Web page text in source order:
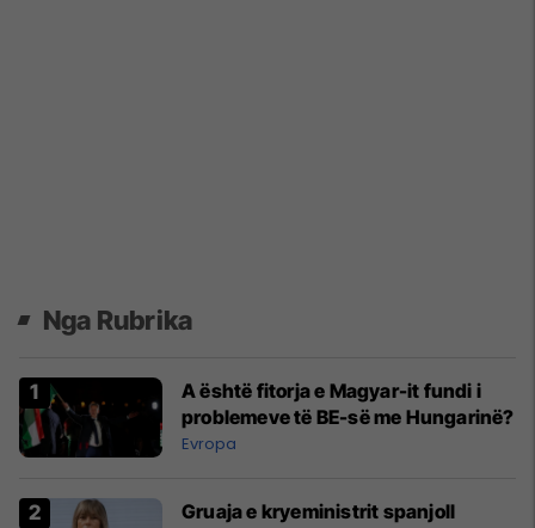
Nga Rubrika
A është fitorja e Magyar-it fundi i
problemeve të BE-së me Hungarinë?
Evropa
Gruaja e kryeministrit spanjoll